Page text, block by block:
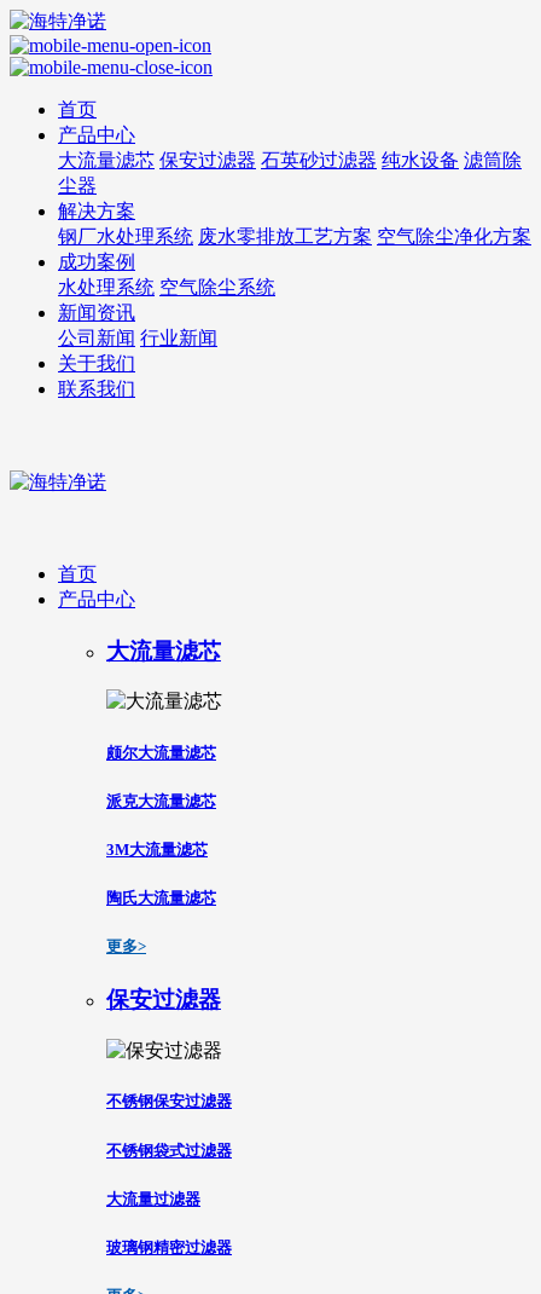
首页
产品中心
大流量滤芯 保安过滤器 石英砂过滤器 纯水设备 滤筒除
尘器
解决方案
钢厂水处理系统 废水零排放工艺方案 空气除尘净化方案
成功案例
水处理系统 空气除尘系统
新闻资讯
公司新闻 行业新闻
关于我们
联系我们
首页
产品中心
大流量滤芯
颇尔大流量滤芯
派克大流量滤芯
3M大流量滤芯
陶氏大流量滤芯
更多>
保安过滤器
不锈钢保安过滤器
不锈钢袋式过滤器
大流量过滤器
玻璃钢精密过滤器